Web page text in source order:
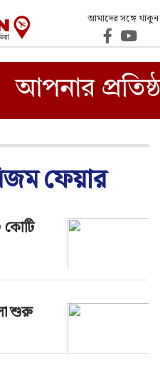
আমাদের সঙ্গে থাকুন
ফেয়ার
কোটি
শুরু